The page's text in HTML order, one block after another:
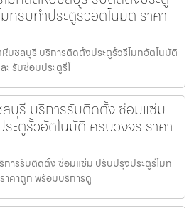
ทรับทำประตูรั้วอัตโนมัติ ราคา
บชลบุรี บริการติดตั้งประตูรั้วรีโมทอัตโนมัติ
ะ รับซ่อมประตูรีโ
บุรี บริการรับติดตั้ง ซ่อมแซ่ม
ะตูรั้วอัตโนมัติ ครบวงจร ราคา
ารรับติดตั้ง ซ่อมแซ่ม ปรับปรุงประตูรีโมท
าคาถูก พร้อมบริการดู